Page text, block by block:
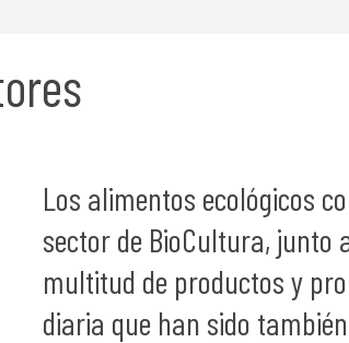
Los alimentos ecológicos
sector de BioCultura, junto
multitud de productos y
diaria que han sido